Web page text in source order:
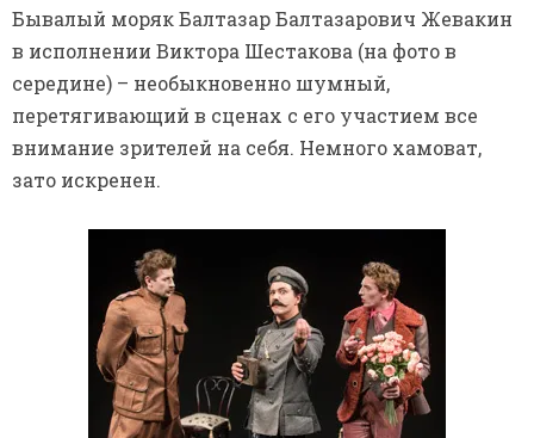
Бывалый моряк Балтазар Балтазарович Жевакин
в исполнении Виктора Шестакова (на фото в
середине) – необыкновенно шумный,
перетягивающий в сценах с его участием все
внимание зрителей на себя. Немного хамоват,
зато искренен.